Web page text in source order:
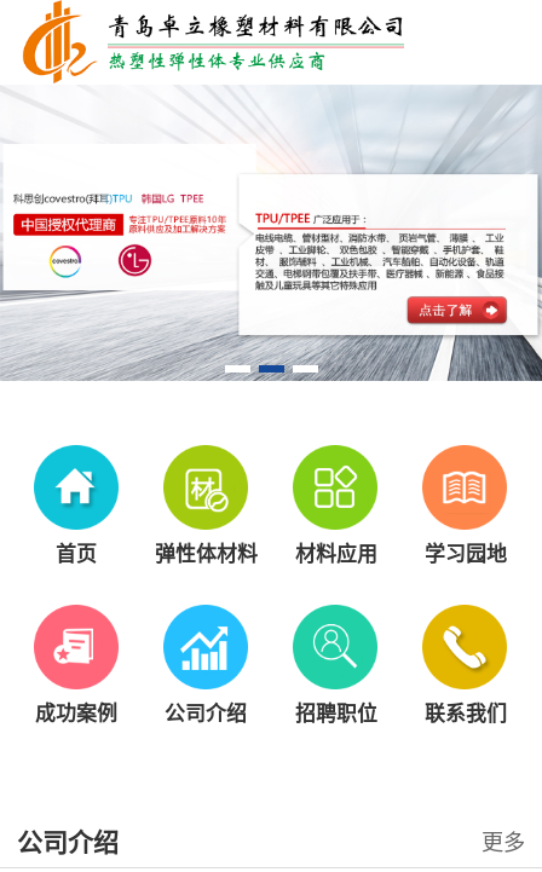
首页 弹性体材料 材料应用 学习园地
成功案例 公司介绍 招聘职位 联系我们
公司介绍 更多